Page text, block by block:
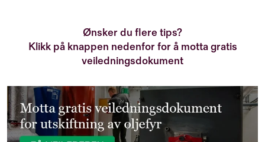
Ønsker du flere tips?
Klikk på knappen nedenfor for å motta gratis
veiledningsdokument